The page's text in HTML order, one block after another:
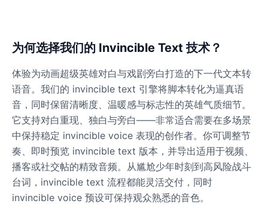
Male @ByteFlow
Deku
Male @kingofworld_666
Denji
Male @MoonDiary
Denji
为何选择我们的 Invincible Text 技术？
体验为动画超级英雄对白与戏剧旁白打造的下一代文本转
语音。我们的 invincible text 引擎将脚本转化为逼真语
音，同时保留清晰度、温暖感与标志性的英雄气质细节。
它支持对白重现、独白与旁白——非常适合需要在多场景
中保持稳定 invincible voice 表现的创作者。你可调整节
奏、即时预览 invincible text 版本，并导出适用于视频、
播客或社交帖的精致音频。从尴尬少年时刻到高风险战斗
台词，invincible text 流程都能灵活交付，同时
invincible voice 预设可保持观众熟悉的音色。